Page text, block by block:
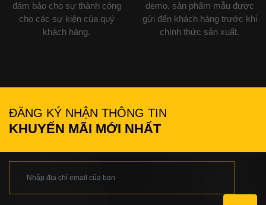
đảm bảo cho sự thành công
cho các sự kiện của quý
khách hàng.
demo, sản phẩm mẫu được
gửi đến khách hàng trước khi
chính thức sản xuất.
ĐĂNG KÝ NHẬN THÔNG TIN
KHUYẾN MÃI MỚI NHẤT